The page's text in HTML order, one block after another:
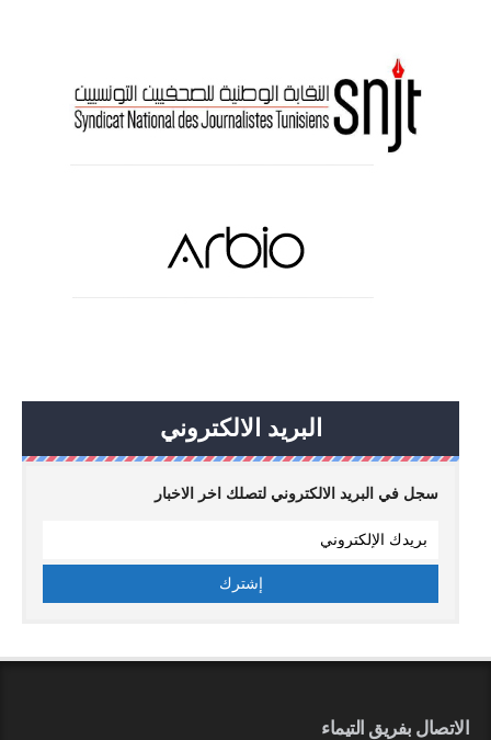
البريد الالكتروني
سجل في البريد الالكتروني لتصلك اخر الاخبار
الاتصال بفريق التيماء